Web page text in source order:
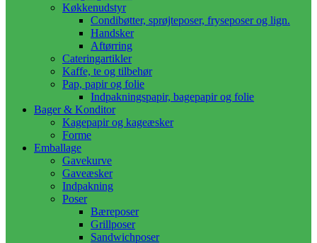
Køkkenudstyr
Condibøtter, sprøjteposer, fryseposer og lign.
Handsker
Aftørring
Cateringartikler
Kaffe, te og tilbehør
Pap, papir og folie
Indpakningspapir, bagepapir og folie
Bager & Konditor
Kagepapir og kageæsker
Forme
Emballage
Gavekurve
Gaveæsker
Indpakning
Poser
Bæreposer
Grillposer
Sandwichposer